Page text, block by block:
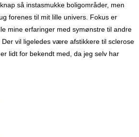
så instasmukke boligområder, men
forenes til mit lille univers. Fokus er
mine erfaringer med symønstre til andre
vil ligeledes være afstikkere til sclerose
lidt for bekendt med, da jeg selv har